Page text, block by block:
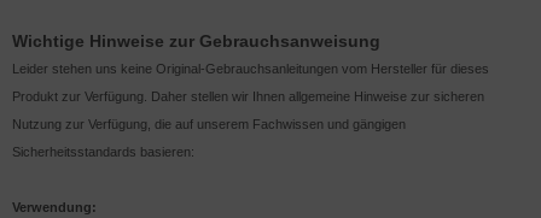
Wichtige Hinweise zur Gebrauchsanweisung
Leider stehen uns keine Original-Gebrauchsanleitungen vom Hersteller für dieses
Produkt zur Verfügung. Daher stellen wir Ihnen allgemeine Hinweise zur sicheren
Nutzung zur Verfügung, die auf unserem Fachwissen und gängigen
Sicherheitsstandards basieren:
Verwendung: